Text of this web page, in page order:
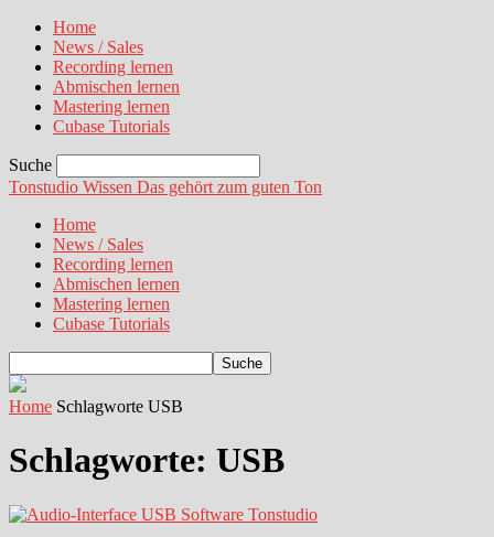
Home
News / Sales
Recording lernen
Abmischen lernen
Mastering lernen
Cubase Tutorials
Suche
Tonstudio Wissen Das gehört zum guten Ton
Home
News / Sales
Recording lernen
Abmischen lernen
Mastering lernen
Cubase Tutorials
Home Schlagworte USB
Schlagworte: USB